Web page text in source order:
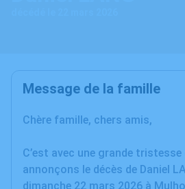
Message de la famille
Chère famille, chers amis,
C’est avec une grande
annonçons le décès de Daniel
dimanche 22 mars 2026 à